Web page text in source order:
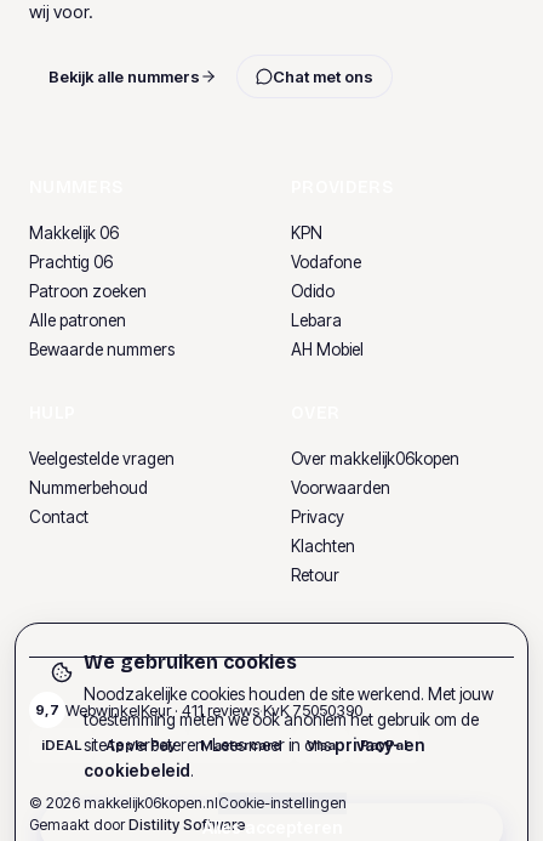
wij voor.
Bekijk alle nummers Chat met ons
Makkelijk 06
Prachtig 06
Patroon zoeken
Alle patronen
Bewaarde nummers
KPN
Vodafone
Odido
Lebara
AH Mobiel
Veelgestelde vragen
Nummerbehoud
Contact
Over makkelijk06kopen
Voorwaarden
Privacy
Klachten
Retour
9,7 WebwinkelKeur · 411reviews·KvK75050390
iDEAL Apple Pay Mastercard Visa PayPal
© 2026 makkelijk06kopen.nlCookie-instellingen
Gemaakt door Distility Software
We gebruiken cookies
Noodzakelijke cookies houden de site werkend. Met jouw
toestemming meten we ook anoniem het gebruik om de
site te verbeteren. Lees meer in onsprivacy- en
cookiebeleid.
Alles accepteren